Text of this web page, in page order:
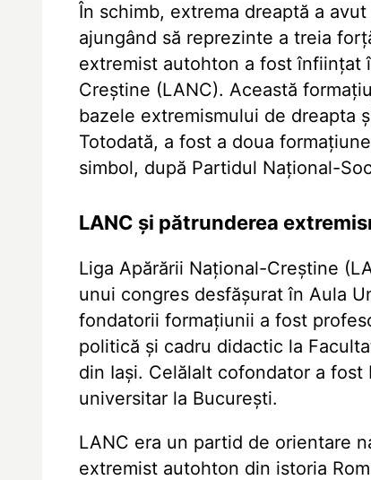
În schimb, extrema dreaptă a
ajungând să reprezinte a treia
extremist autohton a fost înființat
Creștine (LANC). Această
bazele extremismului de dreapta
Totodată, a fost a doua
simbol, după Partidul Național-
LANC și pătrunderea
Liga Apărării Național-Creștine
unui congres desfășurat în Aula
fondatorii formațiunii a fost
politică și cadru didactic la
din Iași. Celălalt cofondator a
universitar la București.
LANC era un partid de orientare
extremist autohton din istoria